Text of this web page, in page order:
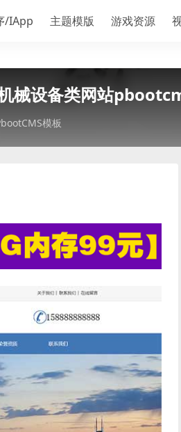
/IApp 主题模版 游戏资源
械设备类网站
模板